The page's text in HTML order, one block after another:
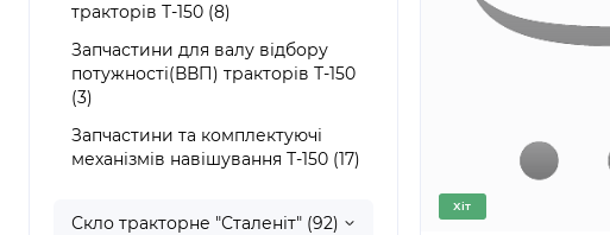
тракторів Т-150 (8)
Запчастини для валу відбору
потужності(ВВП) тракторів Т-150
(3)
Запчастини та комплектуючі
механізмів навішування Т-150 (17)
Скло тракторне "Сталеніт" (92)
Хіт